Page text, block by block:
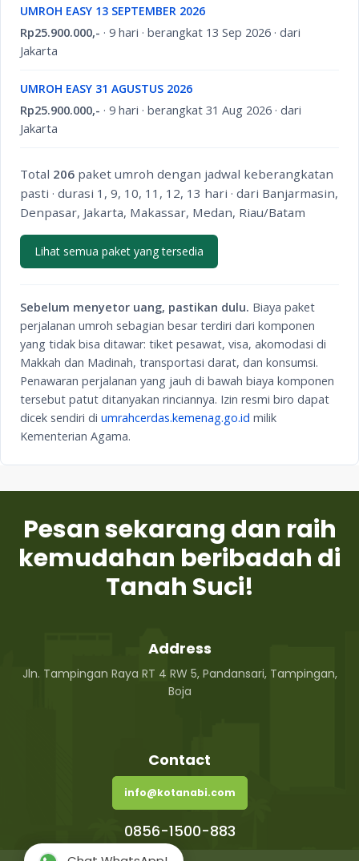
UMROH EASY 13 SEPTEMBER 2026
Rp25.900.000,- · 9 hari · berangkat 13 Sep 2026 · dari
Jakarta
UMROH EASY 31 AGUSTUS 2026
Rp25.900.000,- · 9 hari · berangkat 31 Aug 2026 · dari
Jakarta
Total 206 paket umroh dengan jadwal keberangkatan
pasti · durasi 1, 9, 10, 11, 12, 13 hari · dari Banjarmasin,
Denpasar, Jakarta, Makassar, Medan, Riau/Batam
Lihat semua paket yang tersedia
Sebelum menyetor uang, pastikan dulu. Biaya paket
perjalanan umroh sebagian besar terdiri dari komponen
yang tidak bisa ditawar: tiket pesawat, visa, akomodasi di
Makkah dan Madinah, transportasi darat, dan konsumsi.
Penawaran perjalanan yang jauh di bawah biaya komponen
tersebut patut ditanyakan rinciannya. Izin resmi biro dapat
dicek sendiri di umrahcerdas.kemenag.go.id milik
Kementerian Agama.
Pesan sekarang dan raih
kemudahan beribadah di
Tanah Suci!
Address
Jln. Tampingan Raya RT 4 RW 5, Pandansari, Tampingan,
Boja
Contact
info@kotanabi.com
0856-1500-883